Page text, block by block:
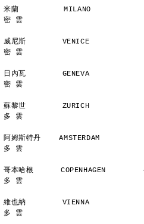
米蘭          MILANO
密 雲
威尼斯        VENICE
密 雲
日內瓦        GENEVA
密 雲
蘇黎世        ZURICH
多 雲
阿姆斯特丹    AMSTERDAM
多 雲
哥本哈根      COPENHAGEN
多 雲
維也納        VIENNA
多 雲